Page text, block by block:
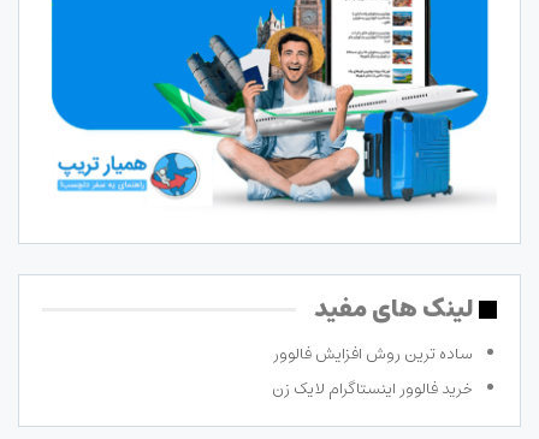
لینک های مفید
ساده ترین روش افزایش فالوور
خرید فالوور اینستاگرام لایک زن